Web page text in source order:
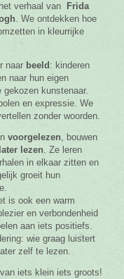
verhaal van
Frida
. We ontdekken hoe
in kleurrijke
naar beeld : kinderen
naar hun eigen
kunstenaar.
en expressie. We
zonder woorden.
voorgelezen, bouwen
lezen. Ze leren
in elkaar zitten en
groeit hun
is ook een warm
en verbondenheid
aan iets positiefs.
wie graag luistert
zelf te lezen.
iets klein iets groots!